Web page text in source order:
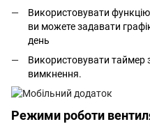
Використовувати
ви можете задавати
день
Використовувати таймер
вимкнення.
Режими роботи